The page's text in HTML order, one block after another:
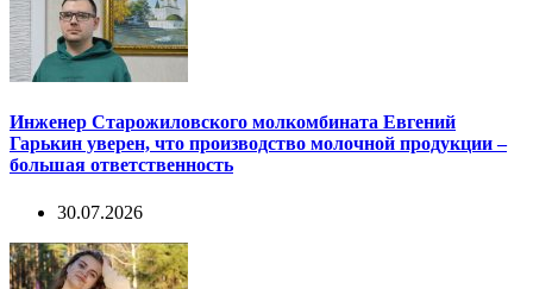
Инженер Старожиловского молкомбината Евгений
Гарькин уверен, что производство молочной продукции –
большая ответственность
30.07.2026